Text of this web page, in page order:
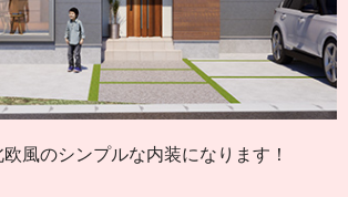
風のシンプルな内装になります！